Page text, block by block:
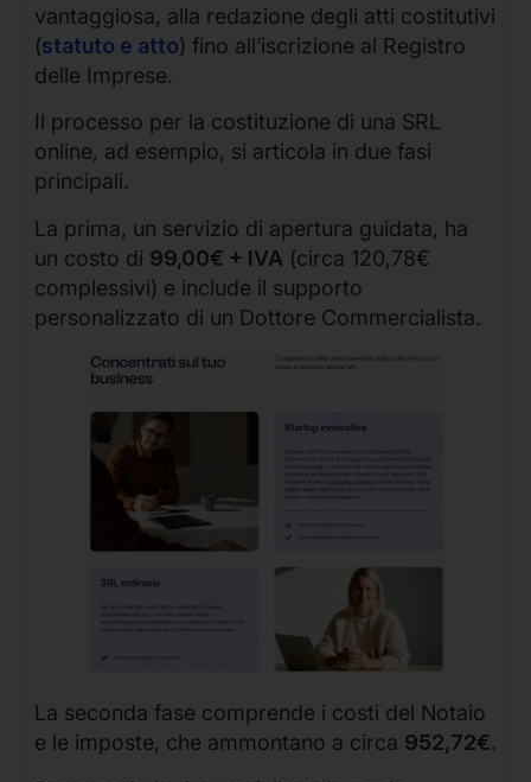
vantaggiosa, alla redazione degli atti costitutivi
(statuto e atto) fino all’iscrizione al Registro
delle Imprese.
Il processo per la costituzione di una SRL
online, ad esempio, si articola in due fasi
principali.
La prima, un servizio di apertura guidata, ha
un costo di 99,00€ + IVA (circa 120,78€
complessivi) e include il supporto
personalizzato di un Dottore Commercialista.
La seconda fase comprende i costi del Notaio
e le imposte, che ammontano a circa 952,72€.